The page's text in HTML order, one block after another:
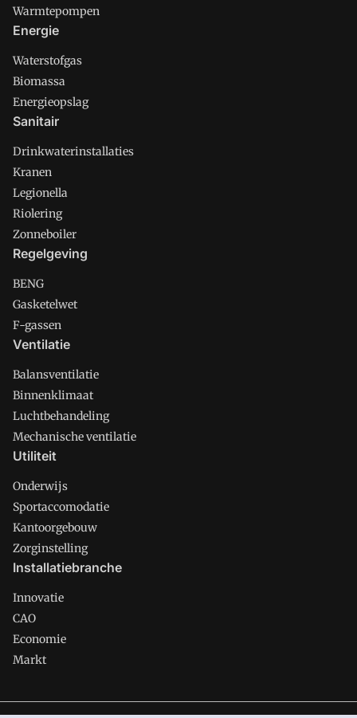
Warmtepompen
Energie
Waterstofgas
Biomassa
Energieopslag
Sanitair
Drinkwaterinstallaties
Kranen
Legionella
Riolering
Zonneboiler
Regelgeving
BENG
Gasketelwet
F-gassen
Ventilatie
Balansventilatie
Binnenklimaat
Luchtbehandeling
Mechanische ventilatie
Utiliteit
Onderwijs
Sportaccomodatie
Kantoorgebouw
Zorginstelling
Installatiebranche
Innovatie
CAO
Economie
Markt